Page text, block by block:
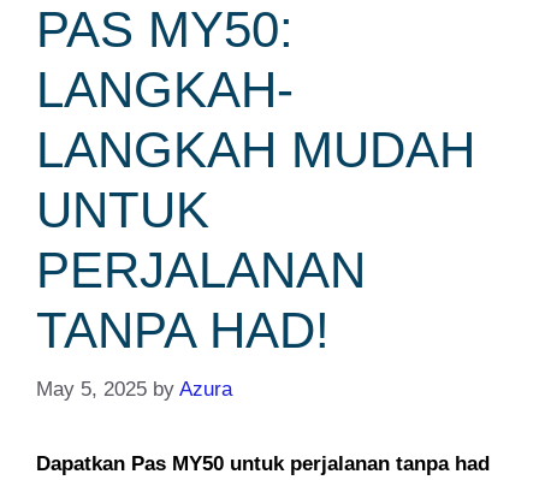
PAS MY50:
LANGKAH-
LANGKAH MUDAH
UNTUK
PERJALANAN
TANPA HAD!
May 5, 2025 by Azura
Dapatkan Pas MY50 untuk perjalanan tanpa had